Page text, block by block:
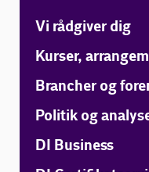
Vi rådgiver dig
Kurser,
Brancher og
Politik og
DI Business